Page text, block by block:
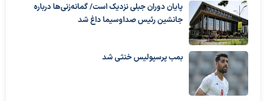
پایان دوران جبلی نزدیک است/ گمانه‌زنی‌ها درباره
جانشین رئیس صداوسیما داغ شد
بمب پرسپولیس خنثی شد